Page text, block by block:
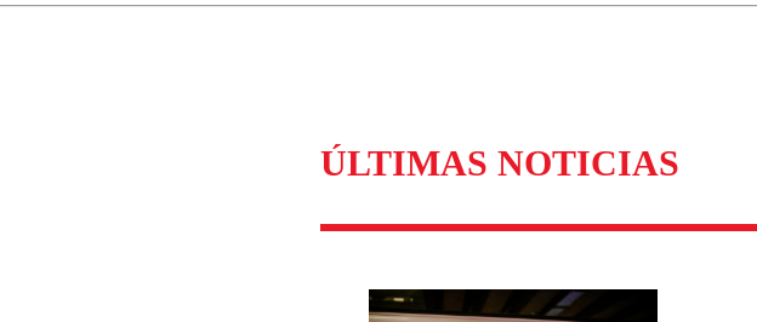
ÚLTIMAS NOTICIAS